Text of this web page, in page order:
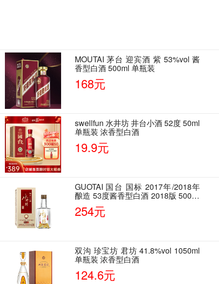
MOUTAI 茅台 迎宾酒 紫 53%vol 酱
香型白酒 500ml 单瓶装
168元
swellfun 水井坊 井台小酒 52度 50ml
单瓶装 浓香型白酒
19.9元
GUOTAI 国台 国标 2017年/2018年
酿造 53度酱香型白酒 2018版 500ml
单瓶装
254元
双沟 珍宝坊 君坊 41.8%vol 1050ml
单瓶装 浓香型白酒
124.6元